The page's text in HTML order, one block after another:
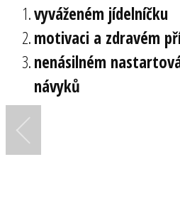
vyváženém jídelníčku
motivaci a zdravém
nenásilném
návyků